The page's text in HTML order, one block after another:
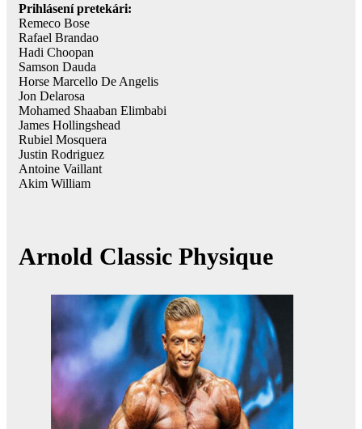
Prihlásení pretekári:
Remeco Bose
Rafael Brandao
Hadi Choopan
Samson Dauda
Horse Marcello De Angelis
Jon Delarosa
Mohamed Shaaban Elimbabi
James Hollingshead
Rubiel Mosquera
Justin Rodriguez
Antoine Vaillant
Akim William
Arnold Classic Physique